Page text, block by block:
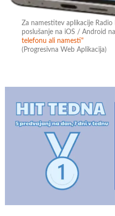
Za namestitev aplikacije
poslušanje na iOS / Android
telefonu ali namesti"
(Progresivna Web Aplikacija)